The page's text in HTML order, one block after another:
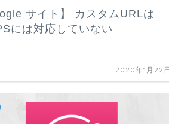
サイト】 カスタムURLは
には対応していない
2020年1月22